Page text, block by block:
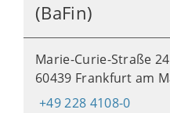
(BaFin)
Marie-Curie-Straße
60439 Frankfurt am
+49 228 4108-0